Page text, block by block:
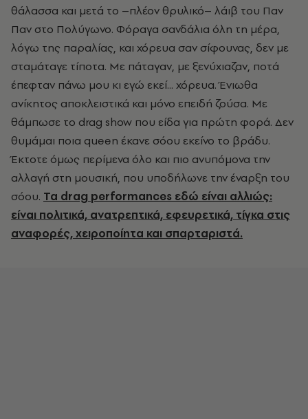
θάλασσα και μετά το –πλέον θρυλικό– λάιβ του Παν
Παν στο Πολύγωνο. Φόραγα σανδάλια όλη τη μέρα,
λόγω της παραλίας, και χόρευα σαν σίφουνας, δεν με
σταμάταγε τίποτα. Με πάταγαν, με ξενύχιαζαν, ποτά
έπεφταν πάνω μου κι εγώ εκεί... χόρευα. Ένιωθα
ανίκητος αποκλειστικά και μόνο επειδή ζούσα. Με
θάμπωσε το drag show που είδα για πρώτη φορά. Δεν
θυμάμαι ποια queen έκανε σόου εκείνο το βράδυ.
Έκτοτε όμως περίμενα όλο και πιο ανυπόμονα την
αλλαγή στη μουσική, που υποδήλωνε την έναρξη του
σόου. Τα drag performances εδώ είναι αλλιώς:
είναι πολιτικά, ανατρεπτικά, εφευρετικά, τίγκα στις
αναφορές, χειροποίητα και σπαρταριστά.